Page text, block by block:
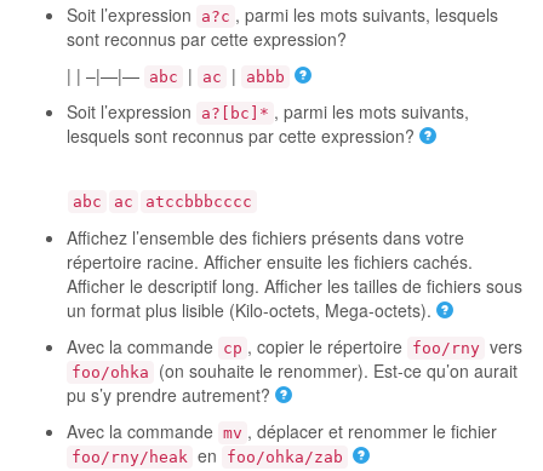
Soit l’expression a?c , parmi les mots suivants, lesquels
sont reconnus par cette expression?
| | –|—|— abc | ac | abbb
Soit l’expression a?[bc]* , parmi les mots suivants,
lesquels sont reconnus par cette expression?
abc ac atccbbbcccc
Affichez l’ensemble des fichiers présents dans votre
répertoire racine. Afficher ensuite les fichiers cachés.
Afficher le descriptif long. Afficher les tailles de fichiers sous
un format plus lisible (Kilo-octets, Mega-octets).
Avec la commande cp , copier le répertoire foo/rny vers
foo/ohka
(on souhaite le renommer). Est-ce qu’on aurait
pu s’y prendre autrement?
Avec la commande mv , déplacer et renommer le fichier
foo/rny/heak en foo/ohka/zab